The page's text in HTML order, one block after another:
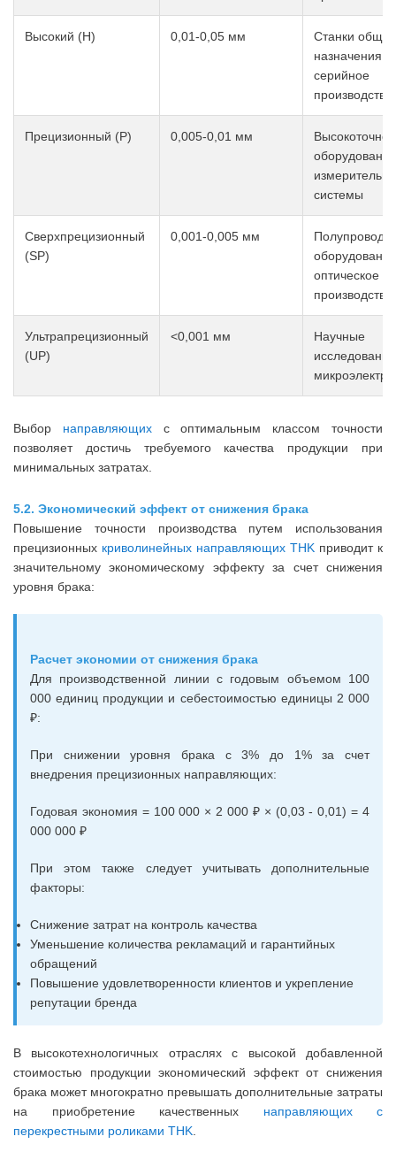
Высокий (H) 0,01-0,05 мм
Станки
назначения,
серийное
производство
Прецизионный (P) 0,005-0,01 мм
Высокоточное
системы
Сверхпрецизионный
(SP)
0,001-0,005 мм
оптическое
производство
Ультрапрецизионный
(UP)
<0,001 мм
Научные
Выбор направляющихс оптимальным классом точности
позволяет достичь требуемого качества продукции при
минимальных затратах.
5.2. Экономический эффект от снижения брака
Повышение точности производства путем использования
прецизионных криволинейных направляющих THK приводит к
значительному экономическому эффекту за счет снижения
уровня брака:
Расчет экономии от снижения брака
Для производственной линии с годовым объемом 100
000 единиц продукции и себестоимостью единицы 2 000
₽:
При снижении уровня брака с 3% до 1% за счет
внедрения прецизионных направляющих:
Годовая экономия = 100 000 × 2 000 ₽ × (0,03 - 0,01) = 4
000 000 ₽
При этом также следует учитывать дополнительные
факторы:
Снижение затрат на контроль качества
Уменьшение количества рекламаций и гарантийных
обращений
Повышение удовлетворенности клиентов и укрепление
репутации бренда
В высокотехнологичных отраслях с высокой добавленной
стоимостью продукции экономический эффект от снижения
брака может многократно превышать дополнительные затраты
на приобретение качественных направляющих с
перекрестными роликами THK